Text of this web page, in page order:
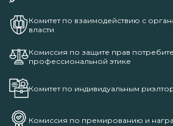
Комитет по взаимодействию с
власти
Комиссия по защите прав
профессиональной этике
Комитет по индивидуальным
Комиссия по премированию и